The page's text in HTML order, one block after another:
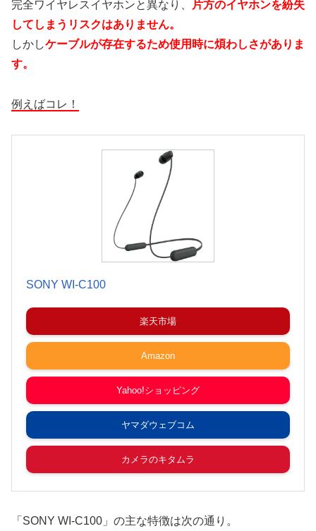
完全ワイヤレスイヤホンと異なり、
片方のイヤホンを紛失
してしまうリスクはありません。
しかしケーブルが存在するため使用時に煩わしさがありま
す。
例えばコレ！
SONY WI-C100
楽天市場
Amazon
Yahoo!ショッピング
ヤマダウェブコム
カメラのキタムラ
「SONY WI-C100」の主な特徴は次の通り。